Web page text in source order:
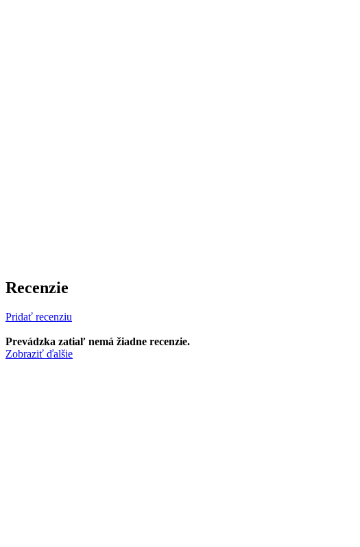
Recenzie
Pridať recenziu
Prevádzka zatiaľ nemá žiadne recenzie.
Zobraziť ďalšie